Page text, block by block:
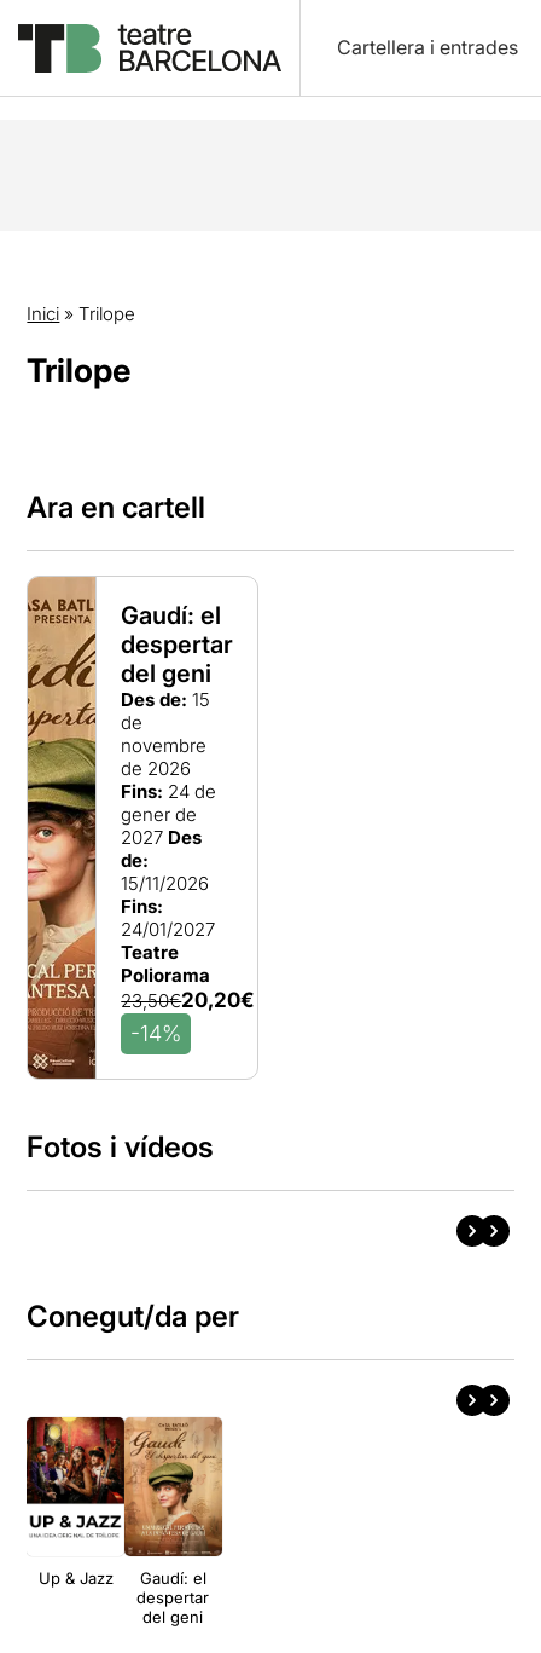
Cartellera i entrades
Inici »Trilope
Trilope
Ara en cartell
Gaudí: el
despertar
del geni
Des de: 15
de
novembre
de 2026
Fins: 24 de
gener de
2027 Des
de:
15/11/2026
Fins:
24/01/2027
Teatre
Poliorama
23,50€20,20€
-14%
Fotos i vídeos
Conegut/da per
Up & Jazz
Gaudí: el
despertar
del geni